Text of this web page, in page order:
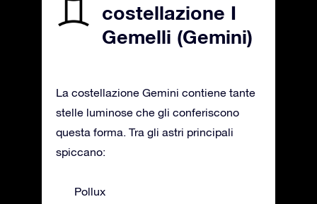
costellazione I
Gemelli (Gemini)
La costellazione Gemini contiene tante
stelle luminose che gli conferiscono
questa forma. Tra gli astri principali
spiccano:
Pollux